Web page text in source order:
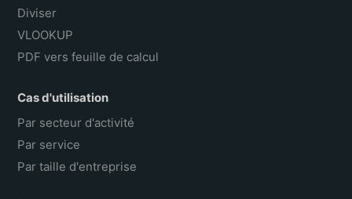
Diviser
VLOOKUP
PDF vers feuille de calcul
Cas d'utilisation
Par secteur d'activité
Par service
Par taille d'entreprise